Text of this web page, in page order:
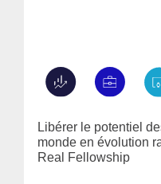
Libérer le potentiel
monde en évolution
Real Fellowship